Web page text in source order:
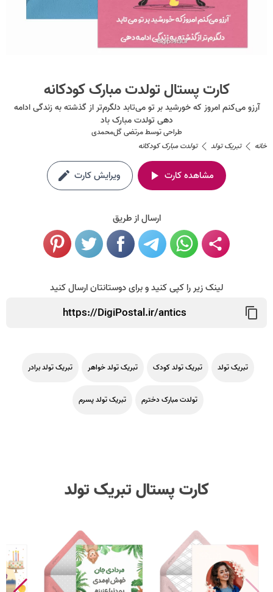
کارت پستال تولدت مبارک کودکانه
آرزو می‌کنم امروز که خورشید بر تو می‌تابد دلگرم‌تر از گذشته به زندگی ادامه
دهی تولدت مبارک باد
طراحی توسطمرتضی گل‌محمدی
خانه
تبریک تولد تولدت مبارک کودکانه
مشاهده کارت ویرایش کارت
ارسال از طریق
لینک زیر را کپی کنید و برای دوستانتان ارسال کنید
تبریک تولد تبریک تولد کودک تبریک تولد خواهر تبریک تولد برادر
تولدت مبارک دخترم تبریک تولد پسرم
کارت پستال تبریک تولد